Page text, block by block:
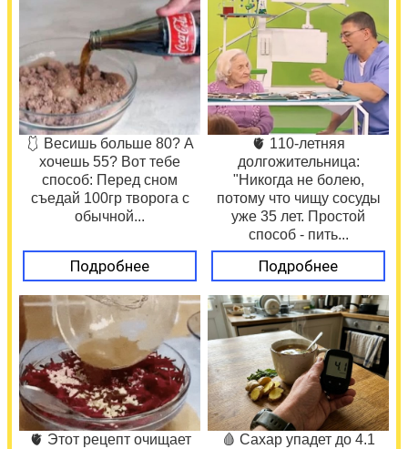
🩱 Весишь больше 80? А
хочешь 55? Вот тебе
способ: Перед сном
съедай 100гр творога с
обычной...
Подробнее
🫀 110-летняя
долгожительница:
"Никогда не болею,
потому что чищу сосуды
уже 35 лет. Простой
способ - пить...
Подробнее
🫀 Этот рецепт очищает
🩸 Сахар упадет до 4.1